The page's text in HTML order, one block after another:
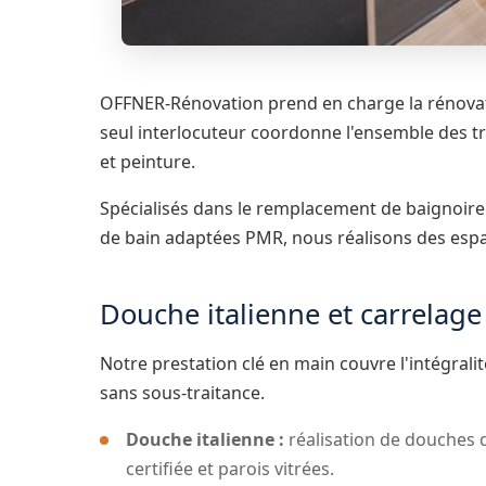
OFFNER-Rénovation prend en charge la
seul interlocuteur coordonne l'ensemble des
et peinture.
Spécialisés dans le remplacement de
de bain adaptées PMR, nous réalisons des
Douche italienne et
Notre prestation clé en main couvre
sans sous-traitance.
Douche italienne : réalisation de douches
certifiée et parois vitrées.